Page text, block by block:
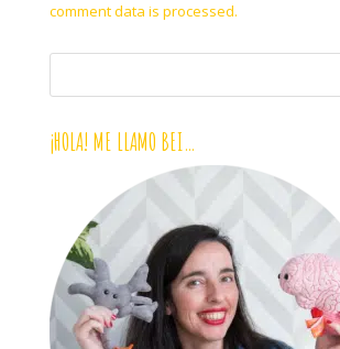
comment data is processed.
¡HOLA! ME LLAMO BEI…